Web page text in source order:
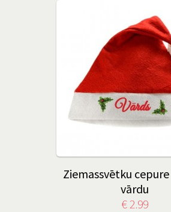
Ziemassvētku cepure
vārdu
€ 2.99